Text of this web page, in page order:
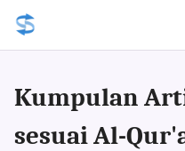
Kumpulan
sesuai Al-